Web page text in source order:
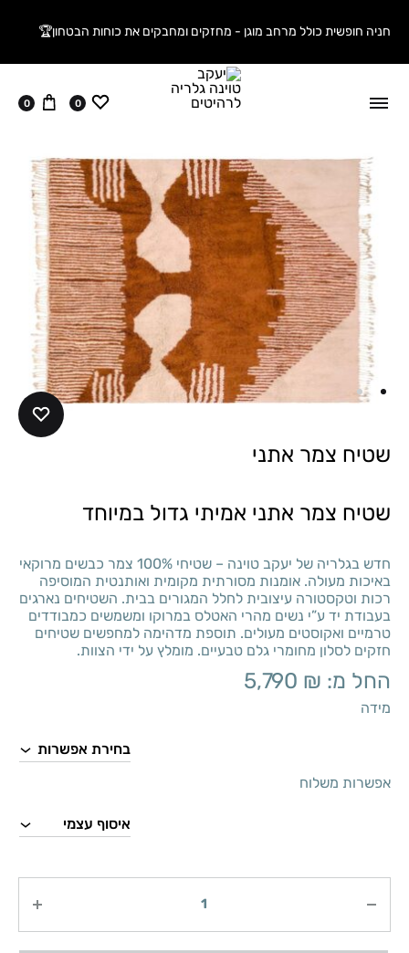
חניה חופשית כולל מרחב מוגן - מחזקים ומחבקים את כוחות הבטחון🏆
ווישליסט
0 עגלה
0
שטיח צמר אתני
שטיח צמר אתני אמיתי גדול במיוחד
חדש בגלריה של יעקב טוינה – שטיחי 100% צמר כבשים מרוקאי
באיכות מעולה. אומנות מסורתית מקומית ואותנטית המוסיפה
רכות וטקסטורה עיצובית לחלל המגורים בבית. השטיחים נארגים
בעבודת יד ע”י נשים מהרי האטלס במרוקו ומשמשים כמבודדים
טרמיים ואקוסטים מעולים. תוספת מדהימה למחפשים שטיחים
חזקים לסלון מחומרי גלם טבעיים. מומלץ על ידי הצוות.
החל מ: 5,790 ₪
מידה
אפשרות משלוח